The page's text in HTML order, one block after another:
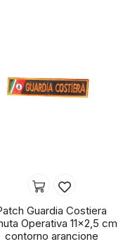
Guardia Costiera
Operativa 11x2,5 cm
contorno arancione